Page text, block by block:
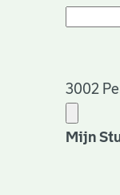
3002
Mijn